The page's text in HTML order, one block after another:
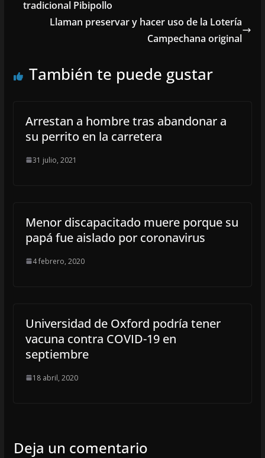
tradicional Pibipollo
Llaman preservar y hacer uso de la Lotería
Campechana original
También te puede gustar
Arrestan a hombre tras abandonar a
su perrito en la carretera
31 julio, 2021
Menor discapacitado muere porque su
papá fue aislado por coronavirus
4 febrero, 2020
Universidad de Oxford podría tener
vacuna contra COVID-19 en
septiembre
18 abril, 2020
Deja un comentario